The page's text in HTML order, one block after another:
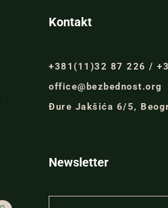
Kontakt
+381(11)32 87 226 /
office@bezbednost.org
Đure Jakšića 6/5,
Newsletter